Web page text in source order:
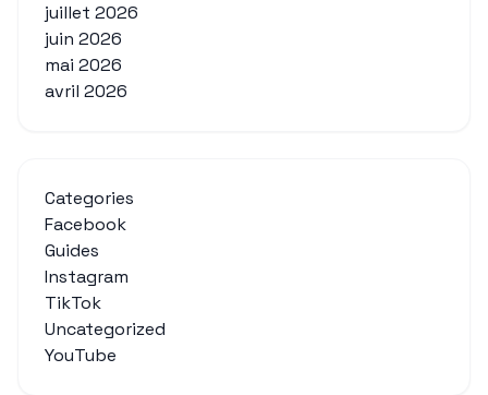
juillet 2026
juin 2026
mai 2026
avril 2026
Categories
Facebook
Guides
Instagram
TikTok
Uncategorized
YouTube